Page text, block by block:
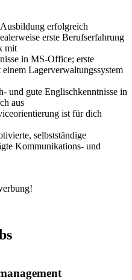
erfolgreich
erste Berufserfahrung
mit
in MS-Office; erste
Lagerverwaltungssystem
und gute Englischkenntnisse in
aus
ist für dich
selbstständige
Kommunikations- und